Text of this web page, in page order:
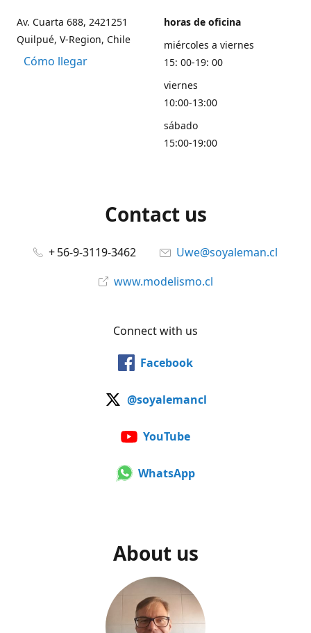
Av. Cuarta 688, 2421251
Quilpué, V-Region, Chile
Cómo llegar
horas de oficina
miércoles a viernes
15: 00-19: 00
viernes
10:00-13:00
sábado
15:00-19:00
Contact us
+ 56-9-3119-3462
Uwe@soyaleman.cl
www.modelismo.cl
Connect with us
Facebook
@soyalemancl
YouTube
WhatsApp
About us